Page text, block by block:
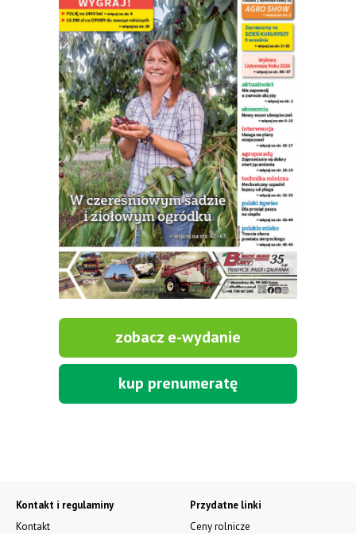
Siewniki do trawy GUTTLER GreenMaster.
Podsiew, wysiew traw, lucerny i poplonów.
Brona aktywna z wałem pryzmatycznym
Guttlera. Bezpośredni importer www.karchex.eu
Tel. 606 211 056, 507 158 699.
KABINY DO CIĄGNIKÓW. Bez błotników